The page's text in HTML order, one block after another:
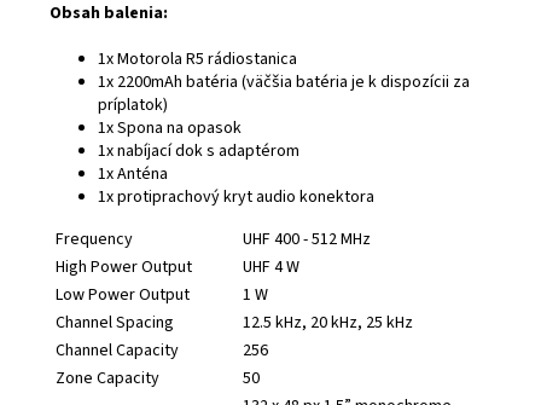
Obsah balenia:
1x Motorola R5 rádiostanica
1x 2200mAh batéria (väčšia batéria je k dispozícii za
príplatok)
1x Spona na opasok
1x nabíjací dok s adaptérom
1x Anténa
1x protiprachový kryt audio konektora
Frequency
UHF 400 - 512 MHz
High Power Output
UHF 4 W
Low Power Output
1 W
Channel Spacing
12.5 kHz, 20 kHz, 25 kHz
Channel Capacity
256
Zone Capacity
50